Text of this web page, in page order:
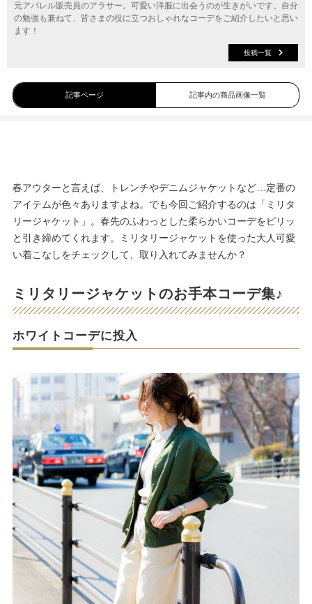
元アパレル販売員のアラサー。可愛い洋服に出会うのが生きがいです。自分
の勉強も兼ねて、皆さまの役に立つおしゃれなコーデをご紹介したいと思い
ます！
投稿一覧
記事ページ 記事内の商品画像一覧
春アウターと言えば、トレンチやデニムジャケットなど…定番の
アイテムが色々ありますよね。でも今回ご紹介するのは「ミリタ
リージャケット」。春先のふわっとした柔らかいコーデをピリッ
と引き締めてくれます。ミリタリージャケットを使った大人可愛
い着こなしをチェックして、取り入れてみませんか？
ミリタリージャケットのお手本コーデ集♪
ホワイトコーデに投入